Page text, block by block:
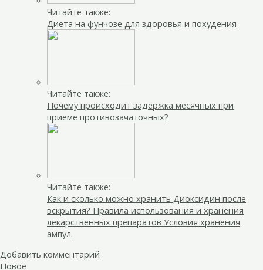
Читайте также:
Диета на фунчозе для здоровья и похудения
Читайте также:
Почему происходит задержка месячных при
приеме противозачаточных?
Читайте также:
Как и сколько можно хранить Диоксидин после
вскрытия? Правила использования и хранения
лекарственных препаратов Условия хранения
ампул.
Добавить комментарий
Новое